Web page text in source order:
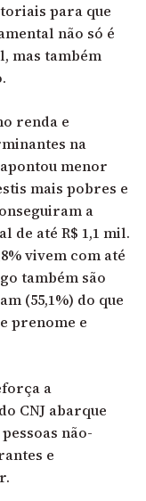
para que
não só é
mas também
renda e
na
menor
mais pobres e
a
de até R$ 1,1 mil.
vivem com até
também são
(55,1%) do que
prenome e
a
CNJ abarque
não-
e